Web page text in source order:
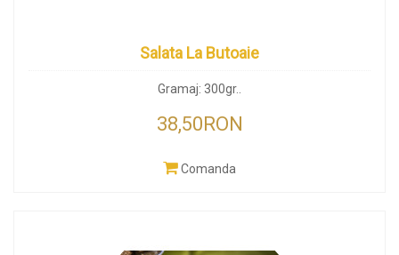
Salata La Butoaie
Gramaj: 300gr..
38,50RON
Comanda